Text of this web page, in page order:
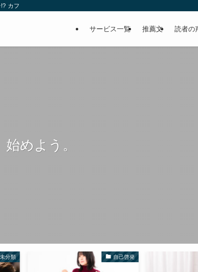
フェでは、心温まる濃厚な話とクスッと笑える軽やかな話を「情
サービス一覧 推薦文 読者の
始めよう。